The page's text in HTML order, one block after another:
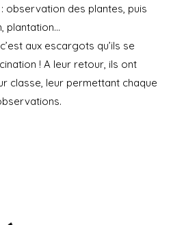
observation des plantes, puis
plantation…
aux escargots qu’ils se
! A leur retour, ils ont
classe, leur permettant chaque